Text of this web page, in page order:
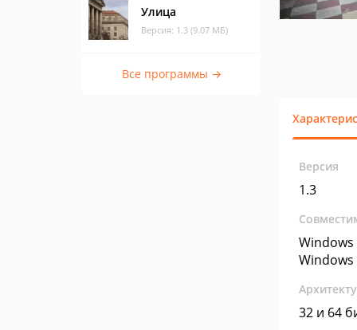
Улица
Версия: 1.3 (9.07 МБ)
Все программы →
Версия
1.3
Windows
Windows
32 и 64